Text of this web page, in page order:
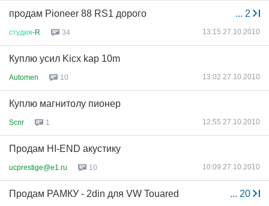
... 2
продам Pioneer 88 RS1 дорого
студия-R 34 13:15 27.10.2010
Куплю усил Kicx kap 10m
Automen 10 13:02 27.10.2010
Куплю магнитолу пионер
Scnr 1 12:55 27.10.2010
Продам HI-END акустику
ucprestige@e1.ru 10 10:09 27.10.2010
... 20
Продам РАМКУ - 2din для VW Touared